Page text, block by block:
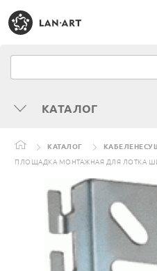
КАТАЛОГ
КАТАЛОГ
ПЛОЩАДКА МОНТАЖНАЯ ДЛЯ ЛОТКА